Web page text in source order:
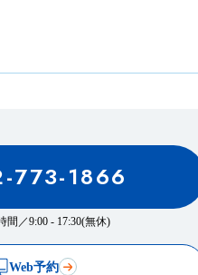
773-1866
間／9:00 - 17:30(無休)
Web予約